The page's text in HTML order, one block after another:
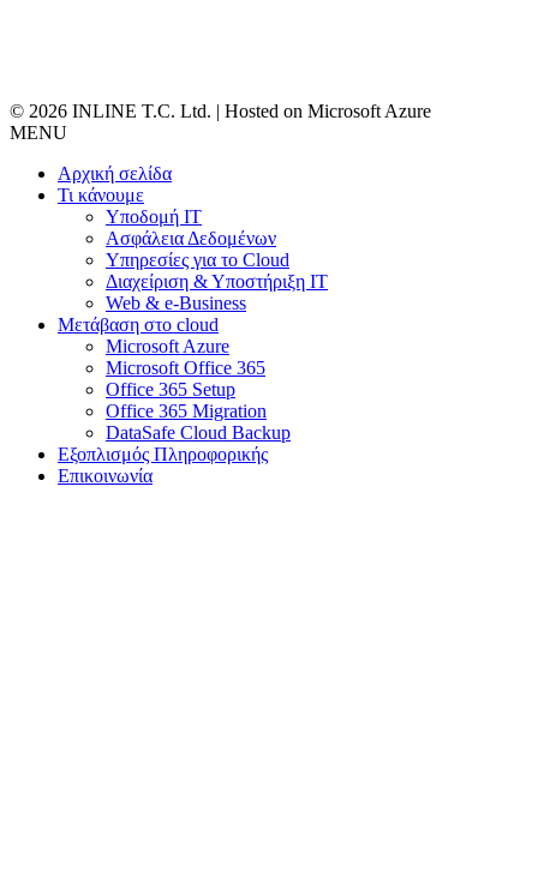
© 2026 INLINE T.C. Ltd. | Hosted on Microsoft Azure
MENU
Αρχική σελίδα
Τι κάνουμε
Υποδομή ΙΤ
Ασφάλεια Δεδομένων
Υπηρεσίες για το Cloud
Διαχείριση & Υποστήριξη IT
Web & e-Business
Μετάβαση στο cloud
Microsoft Azure
Microsoft Office 365
Office 365 Setup
Office 365 Migration
DataSafe Cloud Backup
Εξοπλισμός Πληροφορικής
Επικοινωνία